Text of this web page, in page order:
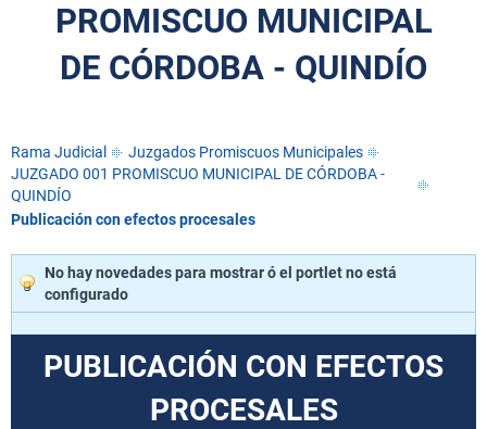
PROMISCUO MUNICIPAL
DE CÓRDOBA - QUINDÍO
Rama Judicial
Juzgados Promiscuos Municipales
JUZGADO 001 PROMISCUO MUNICIPAL DE CÓRDOBA -
QUINDÍO
Publicación con efectos procesales
No hay novedades para mostrar ó el portlet no está
configurado
PUBLICACIÓN CON EFECTOS
PROCESALES